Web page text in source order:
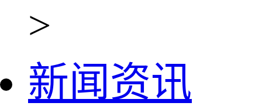
>
新闻资讯